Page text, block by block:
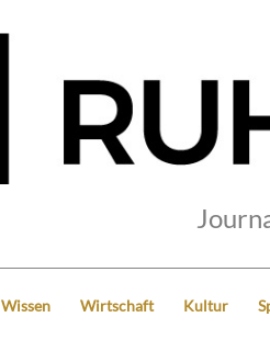
Wissen Wirtschaft Kultur